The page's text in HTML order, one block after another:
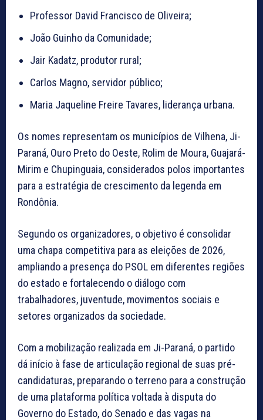
Professor David Francisco de Oliveira;
João Guinho da Comunidade;
Jair Kadatz, produtor rural;
Carlos Magno, servidor público;
Maria Jaqueline Freire Tavares, liderança urbana.
Os nomes representam os municípios de Vilhena, Ji-
Paraná, Ouro Preto do Oeste, Rolim de Moura, Guajará-
Mirim e Chupinguaia, considerados polos importantes
para a estratégia de crescimento da legenda em
Rondônia.
Segundo os organizadores, o objetivo é consolidar
uma chapa competitiva para as eleições de 2026,
ampliando a presença do PSOL em diferentes regiões
do estado e fortalecendo o diálogo com
trabalhadores, juventude, movimentos sociais e
setores organizados da sociedade.
Com a mobilização realizada em Ji-Paraná, o partido
dá início à fase de articulação regional de suas pré-
candidaturas, preparando o terreno para a construção
de uma plataforma política voltada à disputa do
Governo do Estado, do Senado e das vagas na